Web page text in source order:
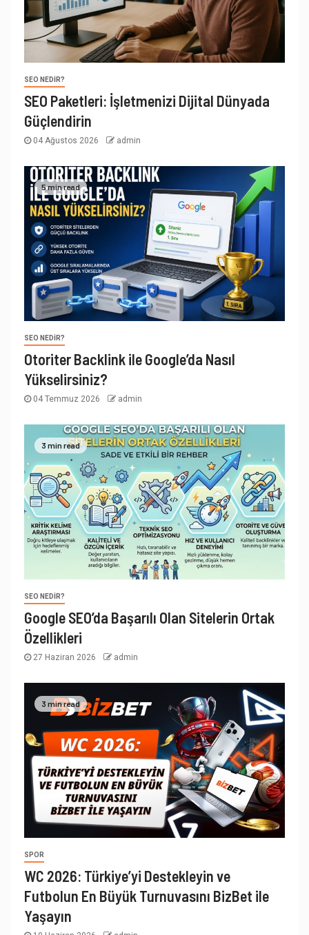
SEO NEDIR?
SEO Paketleri: İşletmenizi Dijital Dünyada
Güçlendirin
04 Ağustos 2026 admin
5 min read
SEO NEDIR?
Otoriter Backlink ile Google’da Nasıl
Yükselirsiniz?
04 Temmuz 2026 admin
3 min read
SEO NEDIR?
Google SEO’da Başarılı Olan Sitelerin Ortak
Özellikleri
27 Haziran 2026 admin
3 min read
SPOR
WC 2026: Türkiye’yi Destekleyin ve
Futbolun En Büyük Turnuvasını BizBet ile
Yaşayın